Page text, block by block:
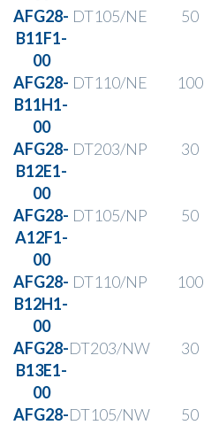
AFG28-
B11F1-
00
DT105/NE 50
AFG28-
B11H1-
00
DT110/NE 100
AFG28-
B12E1-
00
DT203/NP 30
AFG28-
A12F1-
00
DT105/NP 50
AFG28-
B12H1-
00
DT110/NP 100
AFG28-
B13E1-
00
DT203/NW 30
AFG28-DT105/NW 50